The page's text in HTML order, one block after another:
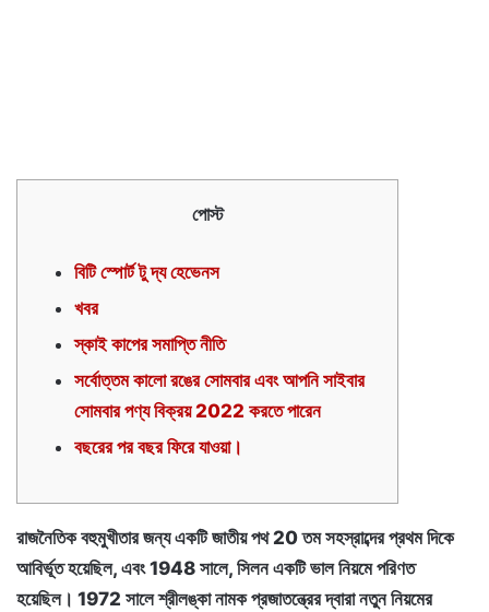
পোস্ট
বিটি স্পোর্ট টু দ্য হেভেনস
খবর
স্কাই কাপের সমাপ্তি নীতি
সর্বোত্তম কালো রঙের সোমবার এবং আপনি সাইবার
সোমবার পণ্য বিক্রয় 2022 করতে পারেন
বছরের পর বছর ফিরে যাওয়া।
রাজনৈতিক বহুমুখীতার জন্য একটি জাতীয় পথ 20 তম সহস্রাব্দের প্রথম দিকে
আবির্ভূত হয়েছিল, এবং 1948 সালে, সিলন একটি ভাল নিয়মে পরিণত
হয়েছিল। 1972 সালে শ্রীলঙ্কা নামক প্রজাতন্ত্রের দ্বারা নতুন নিয়মের